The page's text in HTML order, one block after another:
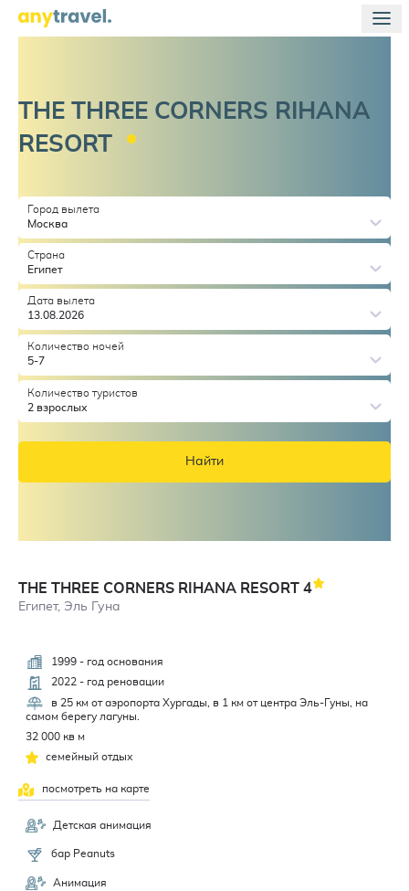
THE THREE CORNERS RIHANA
RESORT
Город вылета
Москва
Страна
Египет
Дата вылета
13.08.2026
Количество ночей
5-7
Количество туристов
2 взрослых
Найти
THE THREE CORNERS RIHANA RESORT 4
Египет, Эль Гуна
1999 - год основания
2022 - год реновации
в 25 км от аэропорта Хургады, в 1 км от центра Эль-Гуны, на
самом берегу лагуны.
32 000 кв м
семейный отдых
посмотреть на карте
Детская анимация
бар Peanuts
Анимация